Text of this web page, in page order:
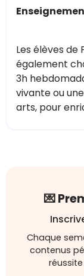
Les élèves de
également
3h
vivante ou
arts, pour
💌
Chaque
contenus